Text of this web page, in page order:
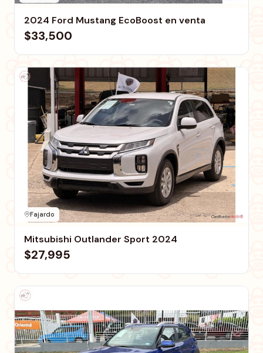
2024 Ford Mustang EcoBoost en venta
$33,500
Fajardo
Mitsubishi Outlander Sport 2024
$27,995